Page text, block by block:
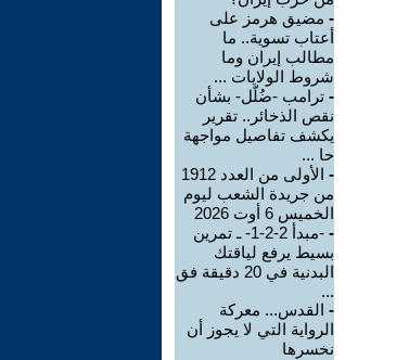
- مضيق هرمز على
أعتاب تسوية.. ما
مطالب إيران وما
شروط الولايات ...
- ترامب -ضُلّل- بشأن
نقص الذخائر.. تقرير
يكشف تفاصيل مواجهة
حا ...
-
الأولى من العدد 1912
من جريدة الشعب ليوم
الخميس 6 أوت 2026
-
-مبدأ 2-2-1- ـ تمرين
بسيط يرفع لياقتك
البدنية في 20 دقيقة فق
...
- القدس... معركة
الرواية التي لا يجوز أن
نخسرها